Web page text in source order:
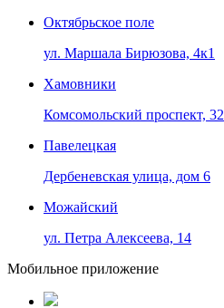
Октябрьское поле
ул. Маршала Бирюзова, 4к1
Хамовники
Комсомольский проспект, 32
Павелецкая
Дербеневская улица, дом 6
Можайский
ул. Петра Алексеева, 14
Мобильное приложение